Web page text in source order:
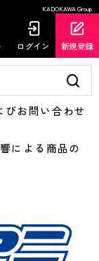
KADOKAWA Group
ログイン 新規登録
お問い合わせ
による商品の